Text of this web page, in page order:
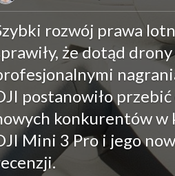
rozwój prawa
że dotąd
postanowiło
konkurentów w
Mini 3 Pro i jego